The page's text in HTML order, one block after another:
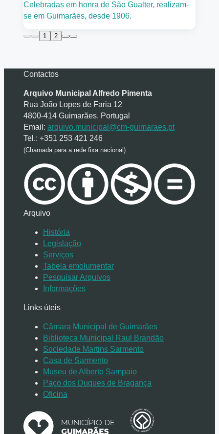
Celebradas em honra de São Gualter, realizam-
se em Guimarães, desde 1906.
1 2
Contactos
Arquivo Municipal Alfredo Pimenta
Rua João Lopes de Faria 12
4800-414 Guimarães, Portugal
Email: arquivo.municipal@cm-guimaraes.pt
Tel.: +351 253 421 246
(Chamada para a rede fixa nacional)
Arquivo
História
Legislação
Serviços
Tabela emolumentar
Pesquisar Arquivos
Informações
Links úteis
Câmara Municipal de Guimarães
Biblioteca Municipal Raul Brandão
Sociedade Martins Sarmento
Casa de Sarmento
Museu de Alberto Sampaio
Paço dos Duques de Bragança
Oficina